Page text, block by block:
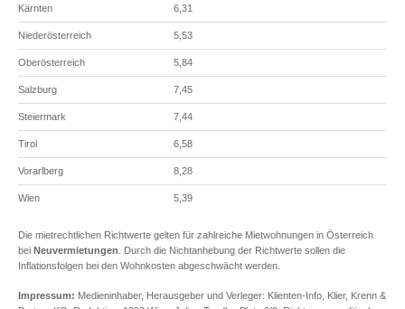
Kärnten 6,31
Niederösterreich 5,53
Oberösterreich 5,84
Salzburg 7,45
Steiermark 7,44
Tirol 6,58
Vorarlberg 8,28
Wien 5,39
Die mietrechtlichen Richtwerte gelten für zahlreiche Mietwohnungen in Österreich
bei Neuvermietungen . Durch die Nichtanhebung der Richtwerte sollen die
Inflationsfolgen bei den Wohnkosten abgeschwächt werden.
Impressum: Medieninhaber, Herausgeber und Verleger: Klienten-Info, Klier, Krenn &